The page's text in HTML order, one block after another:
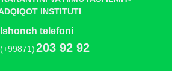
INSTITUTI
Ishonch telefoni
(+99871)203 92 92